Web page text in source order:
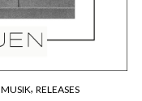
MUSIK, RELEASES